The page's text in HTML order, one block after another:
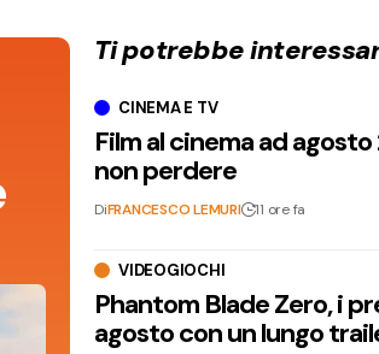
Ti potrebbe
CINEMA E TV
Film al cinema ad
non perdere
DiFRANCESCO LEMURI 11 ore fa
VIDEOGIOCHI
Phantom Blade Zero, i
agosto con un lungo